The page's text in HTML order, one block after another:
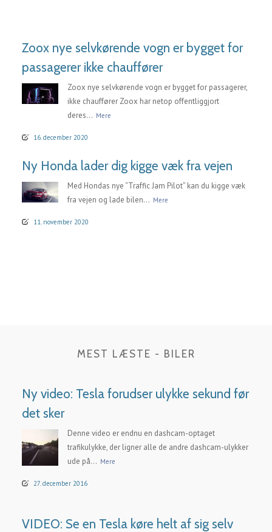
Zoox nye selvkørende vogn er bygget for
passagerer ikke chauffører
Zoox nye selvkørende vogn er bygget for passagerer,
ikke chauffører Zoox har netop offentliggjort
deres... Mere
16. december 2020
Ny Honda lader dig kigge væk fra vejen
Med Hondas nye “Traffic Jam Pilot” kan du kigge væk
fra vejen og lade bilen... Mere
11. november 2020
MEST LÆSTE - BILER
Ny video: Tesla forudser ulykke sekund før
det sker
Denne video er endnu en dashcam-optaget
trafikulykke, der ligner alle de andre dashcam-ulykker
ude på... Mere
27. december 2016
VIDEO: Se en Tesla køre helt af sig selv